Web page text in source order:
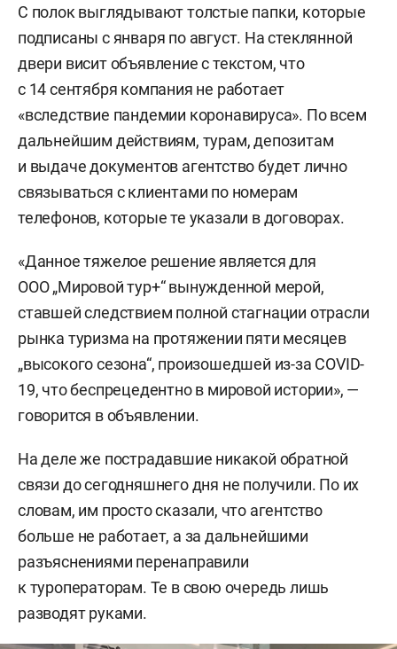
С полок выглядывают толстые папки, которые
подписаны с января по август. На стеклянной
двери висит объявление с текстом, что
с 14 сентября компания не работает
«вследствие пандемии коронавируса». По всем
дальнейшим действиям, турам, депозитам
и выдаче документов агентство будет лично
связываться с клиентами по номерам
телефонов, которые те указали в договорах.
«Данное тяжелое решение является для
ООО „Мировой тур+“ вынужденной мерой,
ставшей следствием полной стагнации отрасли
рынка туризма на протяжении пяти месяцев
„высокого сезона“, произошедшей из-за COVID-
19, что беспрецедентно в мировой истории», —
говорится в объявлении.
На деле же пострадавшие никакой обратной
связи до сегодняшнего дня не получили. По их
словам, им просто сказали, что агентство
больше не работает, а за дальнейшими
разъяснениями перенаправили
к туроператорам. Те в свою очередь лишь
разводят руками.